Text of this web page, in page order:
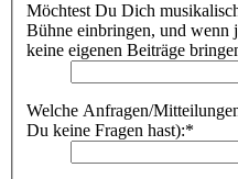
Möchtest Du Dich
Bühne einbringen, und
keine eigenen Beiträge
Welche Anfragen/
Du keine Fragen hast):*